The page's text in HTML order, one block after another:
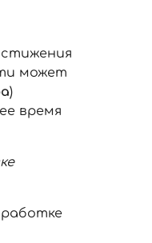
может
)
время